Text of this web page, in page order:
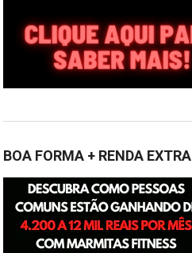
BOA FORMA + RENDA EXTRA